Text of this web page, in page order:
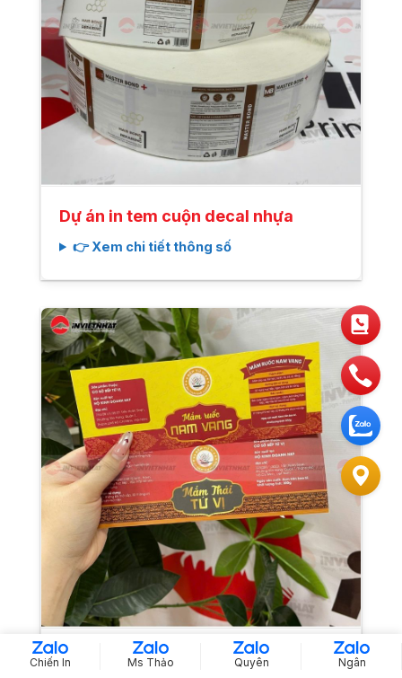
Dự án in tem cuộn decal nhựa
👉 Xem chi tiết thông số
Dự án in tem nhãn thực phẩm
Chiến In Ms Thảo Quyên Ngân